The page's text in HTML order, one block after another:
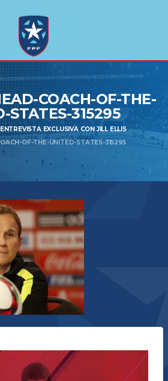
COACH-OF-THE-
STATES-315295
ENTREVISTA EXCLUSIVA CON JILL ELLIS
OF-THE-UNITED-STATES-315295